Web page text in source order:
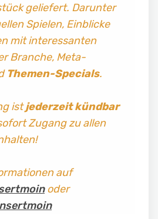
geliefert. Darunter
Spielen, Einblicke
mit interessanten
Branche, Meta-
Themen-Specials.
istjederzeit kündbar
Zugang zu allen
auf
oder